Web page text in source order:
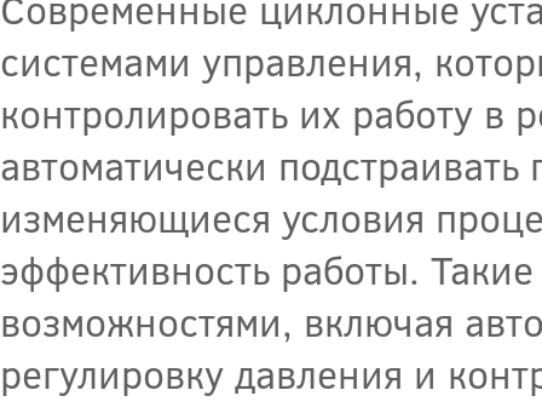
системами управления,
контролировать их работу в
автоматически
изменяющиеся условия
эффективность работы.
возможностями, включая
регулировку давления и